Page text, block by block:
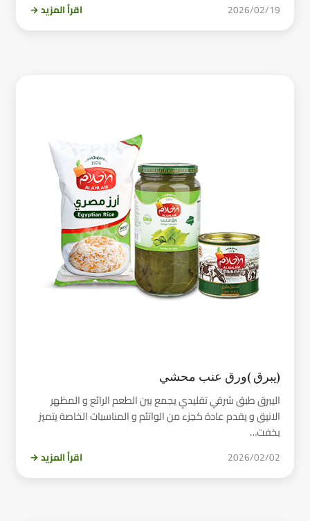
2026/02/19 اقرأ المزيد →
(يبرق )ورق عنب محشي
اليبرق طبق شرقي تقليدي يجمع بين الطعم الرائع و المظهر
الانيق و يقدم عادة كجزء من الواتئم و المناسبات الخاصة يتميز
بخفت…
2026/02/02 اقرأ المزيد →